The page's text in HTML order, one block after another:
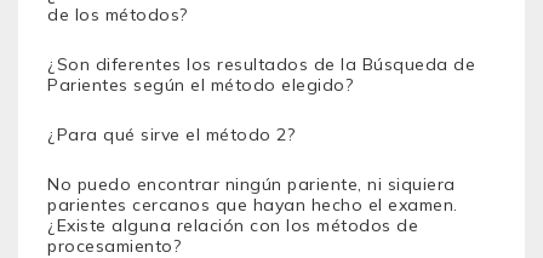
de los métodos?
¿Son diferentes los resultados de la Búsqueda de
Parientes según el método elegido?
¿Para qué sirve el método 2?
No puedo encontrar ningún pariente, ni siquiera
parientes cercanos que hayan hecho el examen.
¿Existe alguna relación con los métodos de
procesamiento?